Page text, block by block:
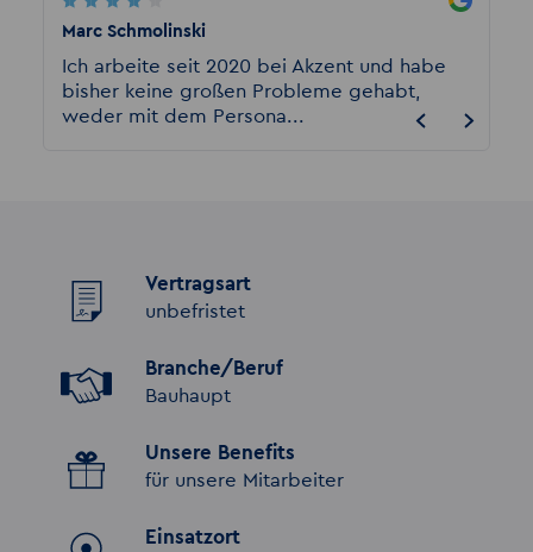
Marc Schmolinski
Ich arbeite seit 2020 bei Akzent und habe
bisher keine großen Probleme gehabt,
weder mit dem Persona...
davon
Vertragsart
unbefristet
Branche/Beruf
Bauhaupt
Unsere Benefits
für unsere Mitarbeiter
Einsatzort